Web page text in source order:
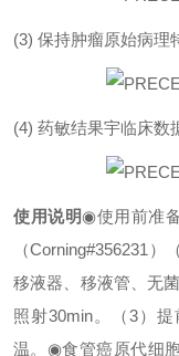
(3) 保持肿瘤原始病理
(4) 药敏结果宇临床数
使用说明◉使用前准
（Corning#356231）
移液器、移液管、无
照射30min。
（3）提
温。 ◉食管癌原代细